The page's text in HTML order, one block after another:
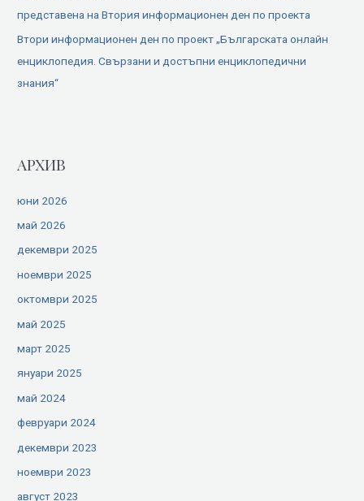
представена на Втория информационен ден по проекта
Втори информационен ден по проект „Българската онлайн
енциклопедия. Свързани и достъпни енциклопедични
знания“
АРХИВ
юни 2026
май 2026
декември 2025
ноември 2025
октомври 2025
май 2025
март 2025
януари 2025
май 2024
февруари 2024
декември 2023
ноември 2023
август 2023